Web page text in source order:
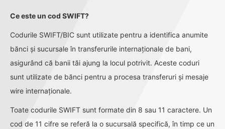
Ce este un cod SWIFT?
Codurile SWIFT/BIC sunt utilizate pentru a identifica anumite
bănci și sucursale în transferurile internaționale de bani,
asigurând că banii tăi ajung la locul potrivit. Aceste coduri
sunt utilizate de bănci pentru a procesa transferuri și mesaje
wire internaționale.
Toate codurile SWIFT sunt formate din 8 sau 11 caractere. Un
cod de 11 cifre se referă la o sucursală specifică, în timp ce un